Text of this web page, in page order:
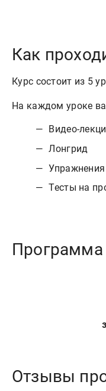
Как
Курс состоит из 5
На каждом уроке
Видео-
Лонгрид
Упражнения
Тесты на
Программа
Отзывы